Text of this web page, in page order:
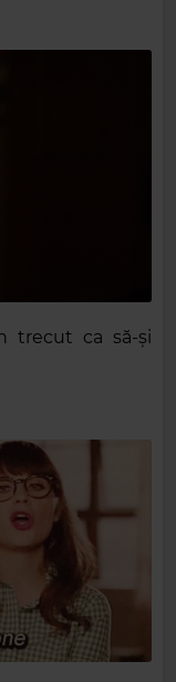
trecut ca să-și